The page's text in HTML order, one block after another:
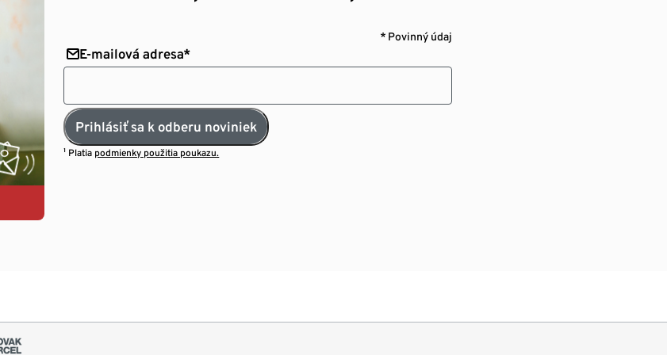
* Povinný údaj
E-mailová adresa*
Prihlásiť sa k odberu noviniek
¹ Platia podmienky použitia poukazu.